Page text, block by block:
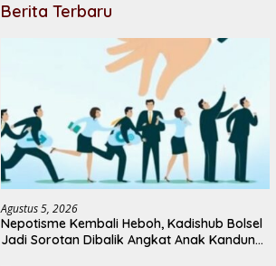
Berita Terbaru
Agustus 5, 2026
Nepotisme Kembali Heboh, Kadishub Bolsel
Jadi Sorotan Dibalik Angkat Anak Kandung